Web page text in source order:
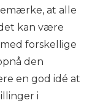
at alle
kan være
forskellige
den
en god idé at
i